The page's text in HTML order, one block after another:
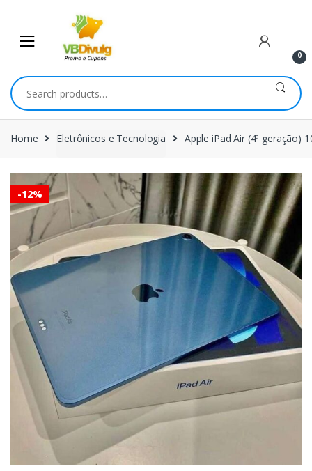
navigation
content
0
Search
for:
Home Eletrônicos e Tecnologia Apple iPad Air (4ª geração)
-12%